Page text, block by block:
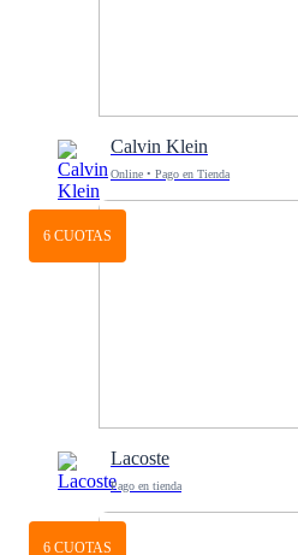
Calvin Klein
Online • Pago en Tienda
6 CUOTAS
Lacoste
Pago en tienda
6 CUOTAS